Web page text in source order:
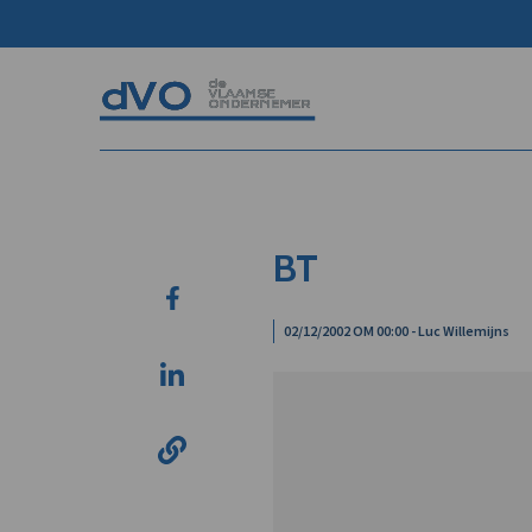
BT
02/12/2002 OM 00:00 - Luc Willemijns